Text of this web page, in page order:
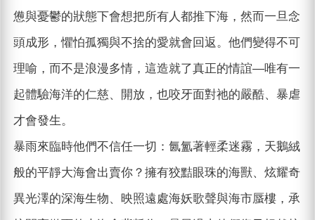
憊與憂鬱的狀態下會想把所有人都推下海，然而一旦念
頭成形，懼怕孤獨與不捨的愛就會回返。他們變得不可
理喻，而不是浪漫多情，這造就了真正的情誼—唯有一
起體驗海洋的仁慈、開放，也咬牙面對祂的嚴酷、暴虐
才會發生。
暴雨來臨時他們不信任一切：氤氳著輕柔迷霧，天鵝絨
般的平靜大海會出賣你？擁有狡黠眼珠的海獸、炫耀奇
異光澤的深海生物、映照遠處海妖歌聲與海市蜃樓，承